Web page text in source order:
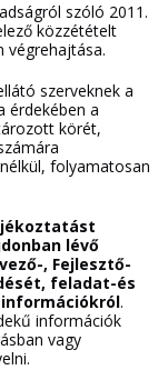
szóló 2011.
közzétételt
végrehajtása.
szerveknek a
érdekében a
körét,
folyamatosan
lévő
, Fejlesztő-
feladat-és
.
információk
vagy